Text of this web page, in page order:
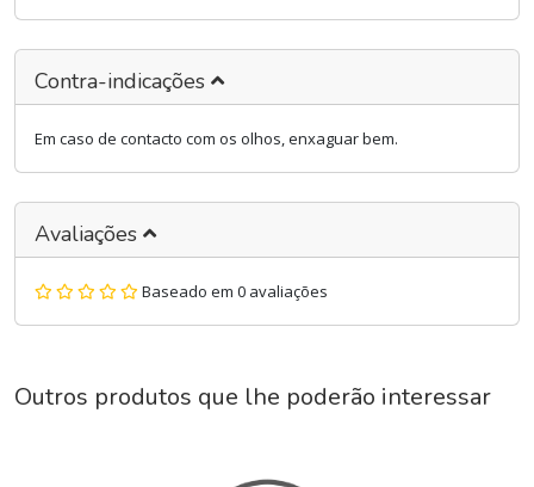
Contra-indicações
Em caso de contacto com os olhos, enxaguar bem.
Avaliações
Baseado em 0 avaliações
Outros produtos que lhe poderão interessar